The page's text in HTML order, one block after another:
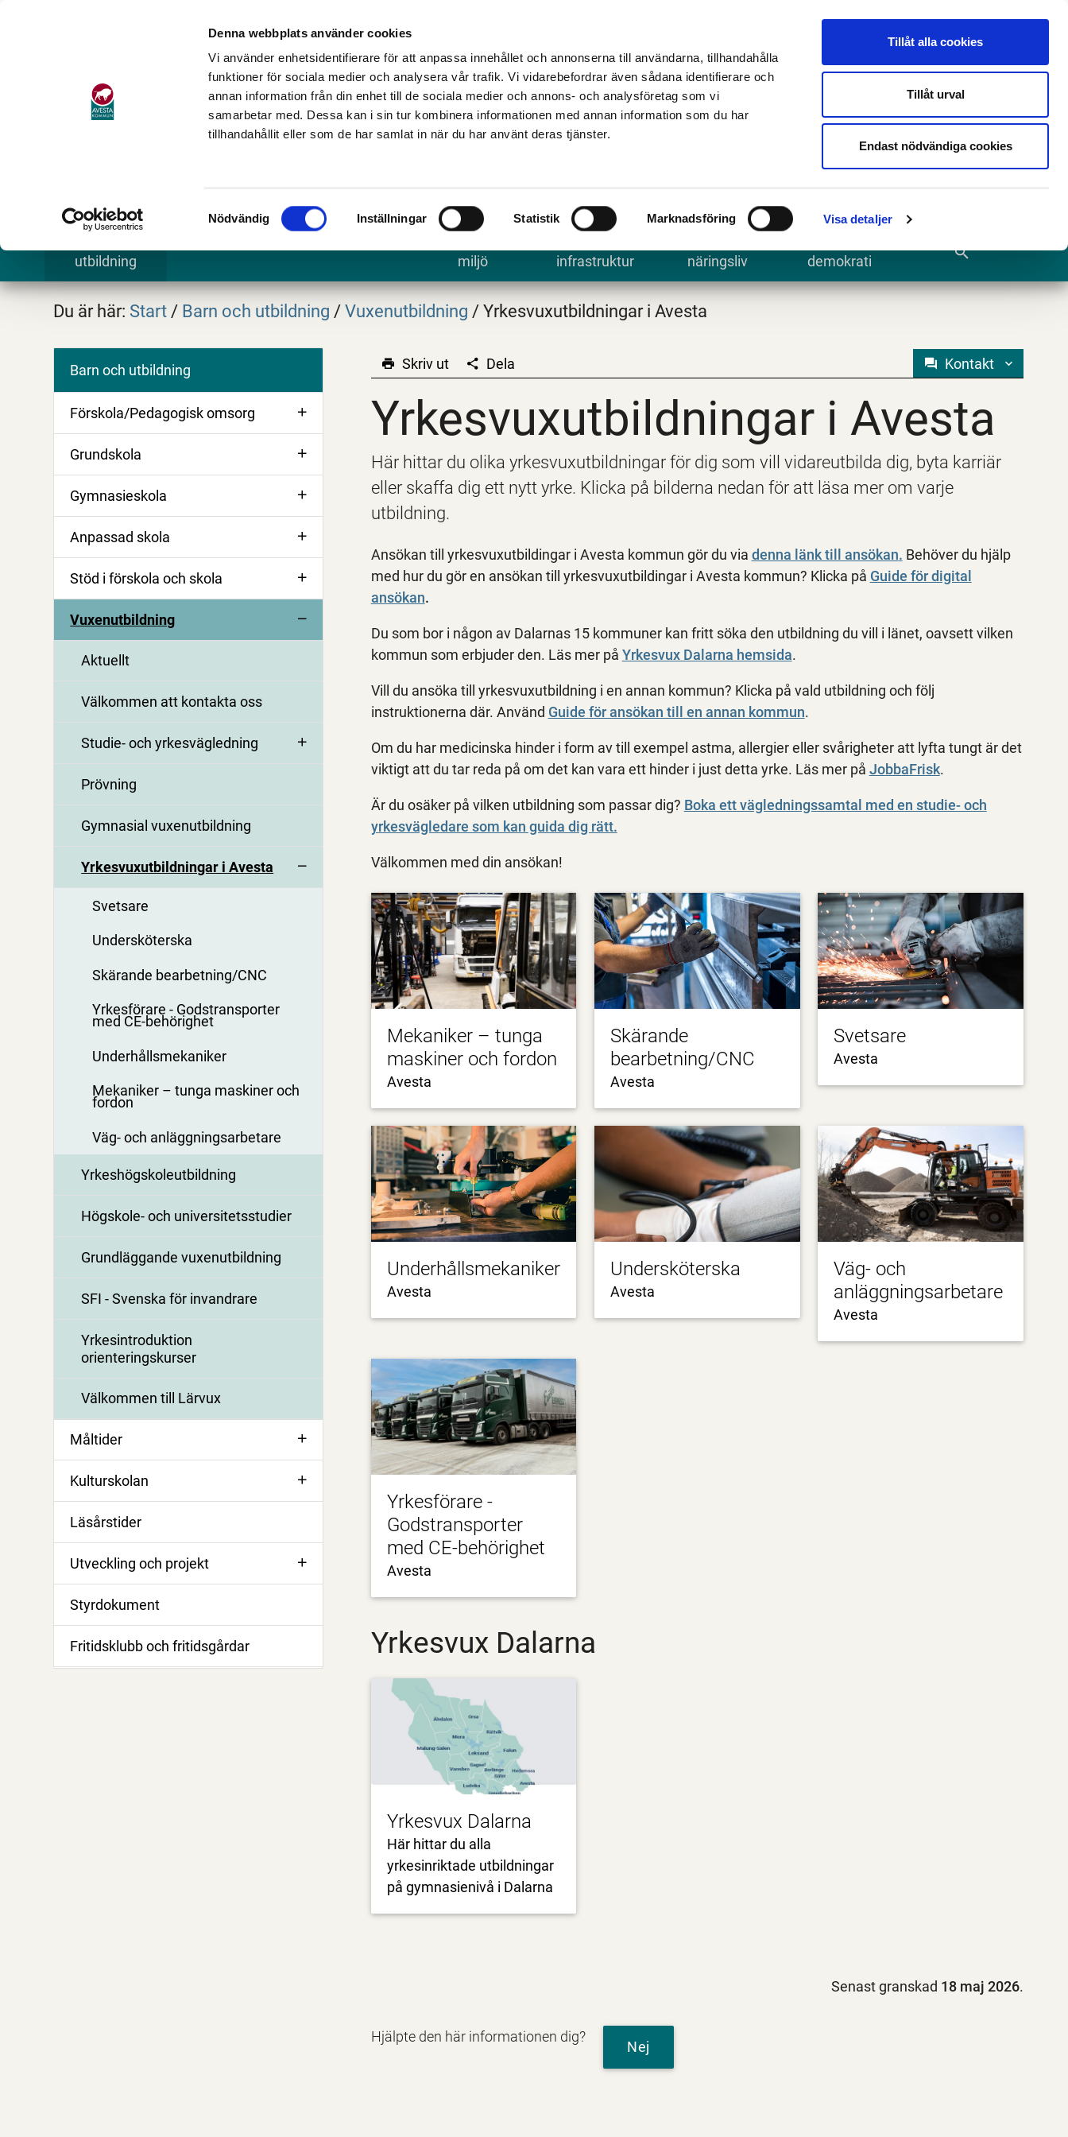
Denna webbplats använder cookies
Vi använder enhetsidentifierare för att anpassa innehållet och annonserna till användarna, tillhandahålla
funktioner för sociala medier och analysera vår trafik. Vi vidarebefordrar även sådana identifierare och
annan information från din enhet till de sociala medier och annons- och analysföretag som vi
samarbetar med. Dessa kan i sin tur kombinera informationen med annan information som du har
tillhandahållit eller som de har samlat in när du har använt deras tjänster.
Samtyckesval
Nödvändig Inställningar Statistik Marknadsföring Visa detaljer
Tillåt alla cookies
Tillåt urval
Endast nödvändiga cookies
E-tjänster och blanketter Translate
Sök
utbildning
miljö
infrastruktur
näringsliv
demokrati
search
Du är här: Start / Barn och utbildning / Vuxenutbildning / Yrkesvuxutbildningar i Avesta
Barn och utbildning
Förskola/Pedagogisk omsorg
Grundskola
Gymnasieskola
Anpassad skola
Stöd i förskola och skola
Vuxenutbildning
Aktuellt
Välkommen att kontakta oss
Studie- och yrkesvägledning
Prövning
Gymnasial vuxenutbildning
Yrkesvuxutbildningar i Avesta
Svetsare
Undersköterska
Skärande bearbetning/CNC
Yrkesförare - Godstransporter
med CE-behörighet
Underhållsmekaniker
Mekaniker – tunga maskiner och
fordon
Väg- och anläggningsarbetare
Yrkeshögskoleutbildning
Högskole- och universitetsstudier
Grundläggande vuxenutbildning
SFI - Svenska för invandrare
Yrkesintroduktion
orienteringskurser
Välkommen till Lärvux
Måltider
Kulturskolan
Läsårstider
Utveckling och projekt
Styrdokument
Fritidsklubb och fritidsgårdar
Yrkesvuxutbildningar i Avesta
Skriv ut Dela Kontakt
Yrkesvuxutbildningar i Avesta
Här hittar du olika yrkesvuxutbildningar för dig som vill vidareutbilda dig, byta karriär
eller skaffa dig ett nytt yrke. Klicka på bilderna nedan för att läsa mer om varje
utbildning.
Ansökan till yrkesvuxutbildingar i Avesta kommun gör du via denna länk till ansökan. Behöver du hjälp
med hur du gör en ansökan till yrkesvuxutbildingar i Avesta kommun? Klicka på Guide för digital
ansökan.
Du som bor i någon av Dalarnas 15 kommuner kan fritt söka den utbildning du vill i länet, oavsett vilken
kommun som erbjuder den. Läs mer på Yrkesvux Dalarna hemsida.
Vill du ansöka till yrkesvuxutbildning i en annan kommun? Klicka på vald utbildning och följ
instruktionerna där. Använd Guide för ansökan till en annan kommun.
Om du har medicinska hinder i form av till exempel astma, allergier eller svårigheter att lyfta tungt är det
viktigt att du tar reda på om det kan vara ett hinder i just detta yrke. Läs mer på JobbaFrisk.
Är du osäker på vilken utbildning som passar dig? Boka ett vägledningssamtal med en studie- och
yrkesvägledare som kan guida dig rätt.
Välkommen med din ansökan!
Mekaniker – tunga
maskiner och fordon
Avesta
Skärande
bearbetning/CNC
Avesta
Svetsare
Avesta
Underhållsmekaniker
Avesta
Undersköterska
Avesta
Väg- och
anläggningsarbetare
Avesta
Yrkesförare -
Godstransporter
med CE-behörighet
Avesta
Yrkesvux Dalarna
Yrkesvux Dalarna
Här hittar du alla
yrkesinriktade utbildningar
på gymnasienivå i Dalarna
Senast granskad 18 maj 2026.
Hjälpte den här informationen dig?
Nej